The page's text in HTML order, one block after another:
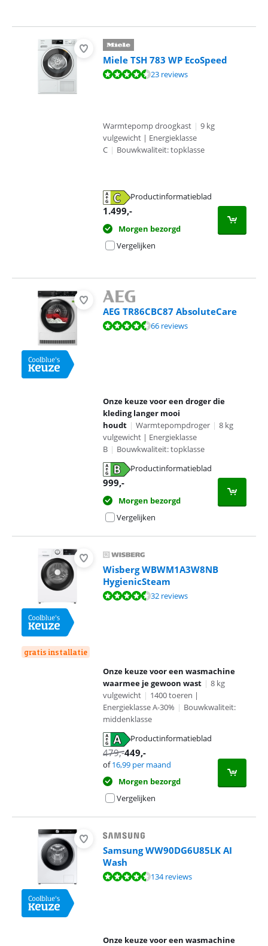
Miele TSH 783 WP EcoSpeed
Beoordeling is 9,2 van de 10, gebaseerd op 23 reviews.
23 reviews
Warmtepomp droogkast | 9 kg
vulgewicht | Energieklasse
C | Bouwkwaliteit: topklasse
Productinformatieblad
1.499,-
Morgen bezorgd
Vergelijken
AEG TR86CBC87 AbsoluteCare
Beoordeling is 8,9 van de 10, gebaseerd op 66 reviews.
66 reviews
Onze keuze voor een droger die
kleding langer mooi
houdt | Warmtepompdroger | 8 kg
vulgewicht | Energieklasse
B | Bouwkwaliteit: topklasse
Productinformatieblad
999,-
Morgen bezorgd
Vergelijken
gratis installatie
Wisberg WBWM1A3W8NB
HygienicSteam
Beoordeling is 8,8 van de 10, gebaseerd op 32 reviews.
32 reviews
Onze keuze voor een wasmachine
waarmee je gewoon wast | 8 kg
vulgewicht | 1400 toeren |
Energieklasse A-30% | Bouwkwaliteit:
middenklasse
Productinformatieblad
479,-449,-
of16,99 per maand
Morgen bezorgd
Vergelijken
Samsung WW90DG6U85LK AI
Wash
Beoordeling is 8,8 van de 10, gebaseerd op 134 reviews.
134 reviews
Onze keuze voor een wasmachine